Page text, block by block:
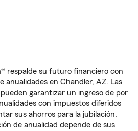
respalde su futuro financiero con
anualidades en Chandler, AZ. Las
garantizar un ingreso de por
con impuestos diferidos
sus ahorros para la jubilación.
de anualidad depende de sus